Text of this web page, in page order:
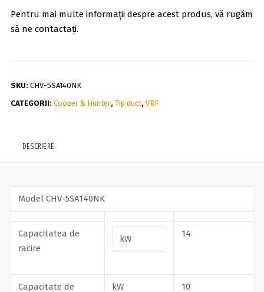
Pentru mai multe informații despre acest produs, vă rugăm
să ne contactați.
SKU: CHV-5SA140NK
CATEGORII: Cooper & Hunter, Tip duct, VRF
DESCRIERE
Model CHV-5SA140NK
Capacitatea de
racire
kW 14
Capacitate de kW 10